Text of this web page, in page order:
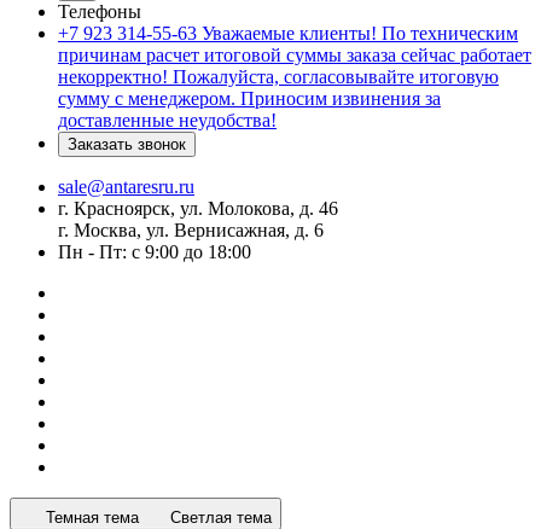
Телефоны
+7 923 314-55-63 Уважаемые клиенты! По техническим
причинам расчет итоговой суммы заказа сейчас работает
некорректно! Пожалуйста, согласовывайте итоговую
сумму с менеджером. Приносим извинения за
доставленные неудобства!
Заказать звонок
sale@antaresru.ru
г. Красноярск, ул. Молокова, д. 46
г. Москва, ул. Вернисажная, д. 6
Пн - Пт: с 9:00 до 18:00
Темная тема Светлая тема